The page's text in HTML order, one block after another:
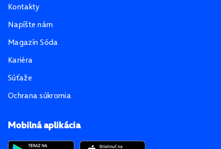
Mobilná aplikácia
Kontakty
Napíšte nám
Magazín Sóda
Kariéra
Súťaže
Ochrana súkromia